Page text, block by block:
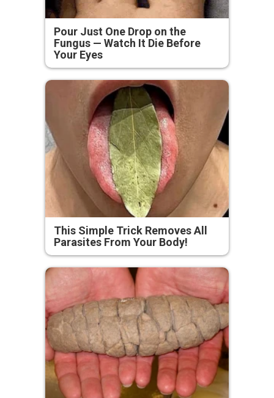
Pour Just One Drop on the
Fungus — Watch It Die Before
Your Eyes
This Simple Trick Removes All
Parasites From Your Body!